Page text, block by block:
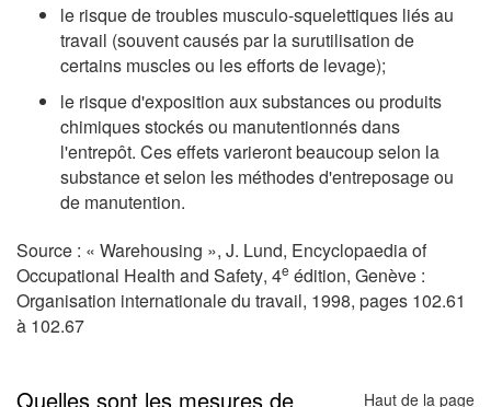
le risque de troubles musculo-squelettiques liés au
travail (souvent causés par la surutilisation de
certains muscles ou les efforts de levage);
le risque d'exposition aux substances ou produits
chimiques stockés ou manutentionnés dans
l'entrepôt. Ces effets varieront beaucoup selon la
substance et selon les méthodes d'entreposage ou
de manutention.
Source : « Warehousing », J. Lund, Encyclopaedia of
Occupational Health and Safety, 4e édition, Genève :
Organisation internationale du travail, 1998, pages 102.61
à 102.67
Quelles sont les mesures de Haut de la page